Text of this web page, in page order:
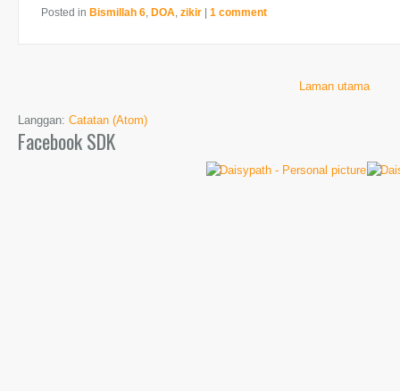
Posted in Bismillah 6 DOA zikir | 1 comment
Laman utama
Langgan: Catatan (Atom)
Facebook SDK